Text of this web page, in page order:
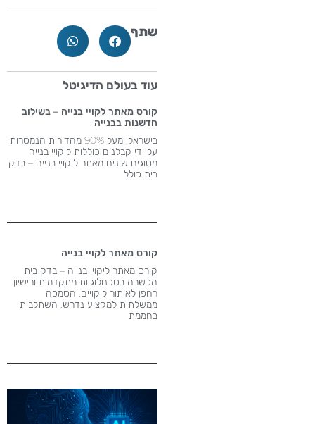
שתף
עוד בעולם הדיגיטל
קורס מאתר לקויי בנייה – בשילוב
חדשנות בבנייה
בישראל, מעל 90% מהדירות הנמסרות
על ידי קבלנים כוללות ליקויי בנייה
מסוגים שונים מאתר ליקויי בנייה – בדק
בית כולל
קורס מאתר לקויי בנייה
קורס מאתר ליקויי בנייה – בדק בית
הכשרה בטכנולוגיות מתקדמות ורישיון
רחפן לאיתור ליקויים. הסמכה
ממשלתית למקצוע נדרש​. השתלבות
בחממת